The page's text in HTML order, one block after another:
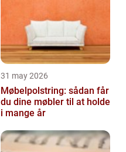
31 may 2026
Møbelpolstring: sådan får
du dine møbler til at holde
i mange år